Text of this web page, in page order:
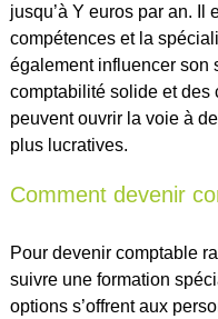
jusqu’à Y euros par an. Il
compétences et la
également influencer son
comptabilité solide et des
peuvent ouvrir la voie à
plus lucratives.
Comment devenir
Pour devenir comptable
suivre une formation
options s’offrent aux